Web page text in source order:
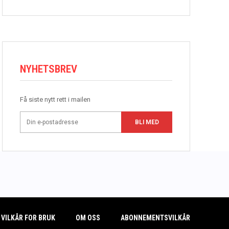
NYHETSBREV
Få siste nytt rett i mailen
BLI MED
VILKÅR FOR BRUK OM OSS ABONNEMENTSVILKÅR